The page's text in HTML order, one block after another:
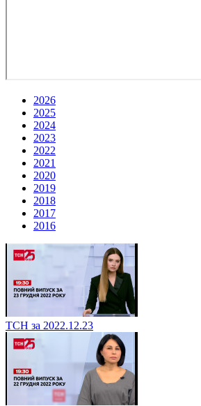
2026
2025
2024
2023
2022
2021
2020
2019
2018
2017
2016
ТСН за 2022.12.23